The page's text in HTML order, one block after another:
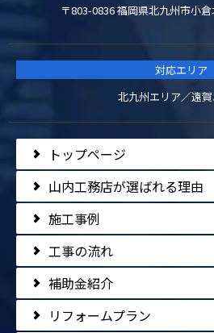
〒803-0836 福岡県北九州市小
対応エリア
北九州エリア／遠
トップページ
山内工務店が選ばれる理由
施工事例
工事の流れ
補助金紹介
リフォームプラン